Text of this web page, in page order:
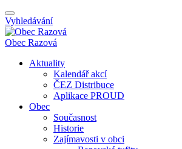
Vyhledávání
Obec Razová
Aktuality
Kalendář akcí
ČEZ Distribuce
Aplikace PROUD
Obec
Současnost
Historie
Zajímavosti v obci